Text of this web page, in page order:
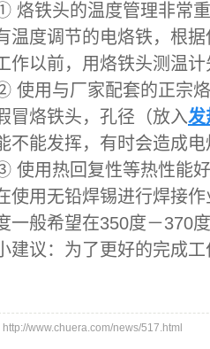
铁头的温度管理非常
度调节的电烙铁，根据
以前，用烙铁头测温计
用与厂家配套的正宗烙
烙铁头，孔径（放入发
不能发挥，有时会造成电
用热回复性等热性能好
用无铅焊锡进行焊接作
一般希望在350度－370度
建议：为了更好的完成
www.chuera.com/news/517.html